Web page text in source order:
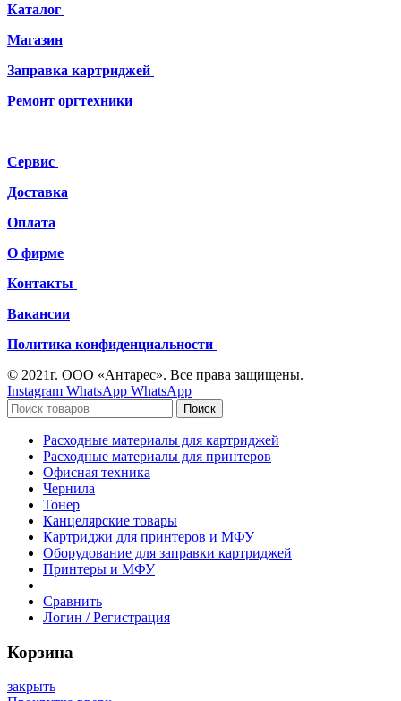
Каталог
Магазин
Заправка картриджей
Ремонт оргтехники
Сервис
Доставка
Оплата
О фирме
Контакты
Вакансии
Политика конфиденциальности
© 2021г. ООО «Антарес». Все права защищены.
Instagram WhatsApp WhatsApp
Поиск
Расходные материалы для картриджей
Расходные материалы для принтеров
Офисная техника
Чернила
Тонер
Канцелярские товары
Картриджи для принтеров и МФУ
Оборудование для заправки картриджей
Принтеры и МФУ
Сравнить
Логин / Регистрация
Корзина
закрыть